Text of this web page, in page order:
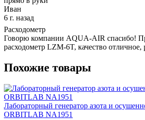
Иван
6 г. назад
Расходометр
Говорю компании AQUA-AIR спасибо!
расходометр LZM-6T, качество
Похожие товары
Лабораторный генератор азота и
ORBITLAB NA1951